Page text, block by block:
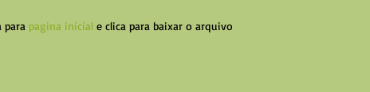
para pagina inicial e clica para baixar o arquivo